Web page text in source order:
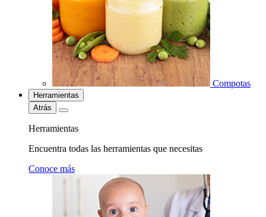
Compotas
Herramientas
Atrás
Herramientas
Encuentra todas las herramientas que necesitas
Conoce más